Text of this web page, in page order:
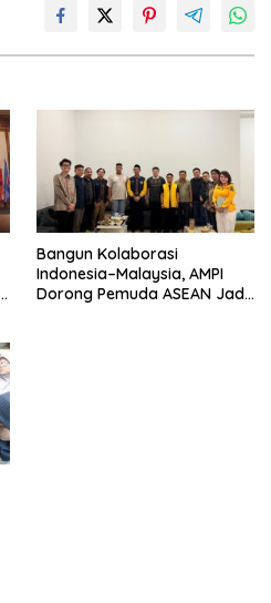
Bangun Kolaborasi
Indonesia–Malaysia, AMPI
Dorong Pemuda ASEAN Jadi